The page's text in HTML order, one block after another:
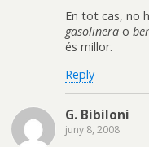
En tot cas, no
gasolinera o
és millor.
Reply
G. Bibiloni
juny 8, 2008